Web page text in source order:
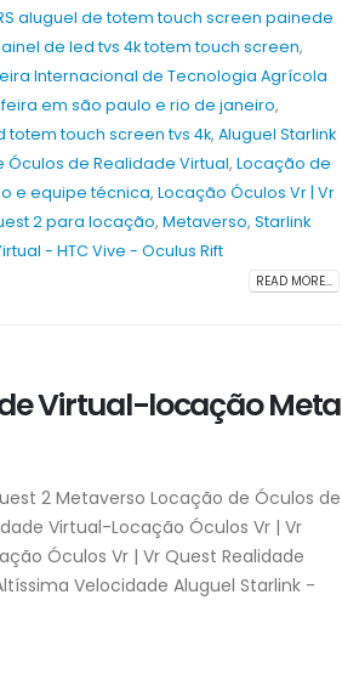
aluguel de totem touch screen painede
de led tvs 4k totem touch screen,
Internacional de Tecnologia Agrícola
feira em são paulo e rio de janeiro,
totem touch screen tvs 4k, Aluguel Starlink
Óculos de Realidade Virtual, Locação de
e equipe técnica, Locação Óculos Vr | Vr
2 para locação, Metaverso, Starlink
- HTC Vive - Oculus Rift
READ MORE...
Virtual-locação Meta
2 Metaverso Locação de Óculos de
Virtual-Locação Óculos Vr | Vr
Óculos Vr | Vr Quest Realidade
Velocidade Aluguel Starlink -